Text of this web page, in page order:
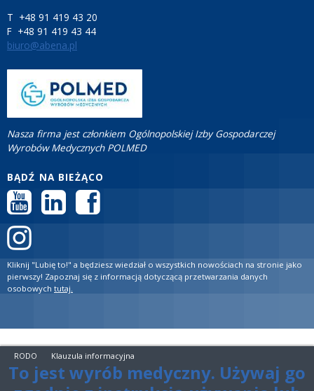
T +48 91 419 43 20
F +48 91 419 43 44
biuro@abena.pl
Nasza firma jest członkiem Ogólnopolskiej Izby Gospodarczej
Wyrobów Medycznych POLMED
BĄDŹ NA BIEŻĄCO
Kliknij "Lubię to!" a będziesz wiedział o wszystkich nowościach na stronie jako
pierwszy! Zapoznaj się z informacją dotyczącą przetwarzania danych
osobowych tutaj.
RODO Klauzula informacyjna
To jest wyrób medyczny. Używaj go